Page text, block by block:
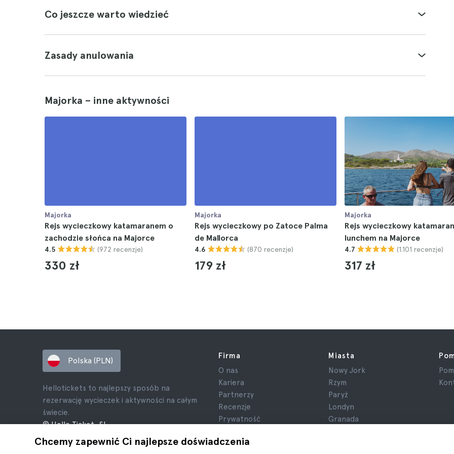
Co jeszcze warto wiedzieć
Zasady anulowania
Majorka – inne aktywności
Majorka
Rejs wycieczkowy katamaranem o
zachodzie słońca na Majorce
4.5 (972 recenzje)
330 zł
Majorka
Rejs wycieczkowy po Zatoce Palma
de Mallorca
4.6 (870 recenzje)
179 zł
Majorka
Rejs wycieczkowy
lunchem na Majorce
4.7 (1.101 recenzje)
317 zł
Chcemy zapewnić Ci najlepsze doświadczenia
Polska (PLN)
Hellotickets to najlepszy sposób na
rezerwację wycieczek i aktywności na całym
świecie.
© Hello Ticket, SL.
Firma
O nas
Kariera
Partnerzy
Recenzje
Prywatność
Informacje prawne
Miasta
Nowy Jork
Rzym
Paryż
Londyn
Granada